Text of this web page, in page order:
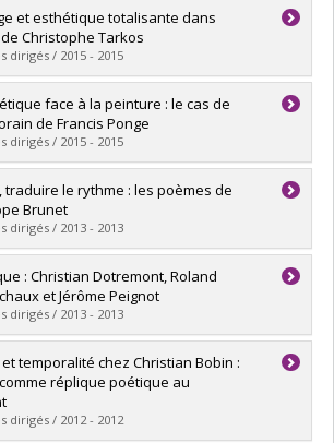
Marianne
:M.A.
dans Papyrus
et esthétique totalisante dans
Christophe Tarkos
dirigés / 2015 - 2015
Anne-Renée
:Ph. D.
dans Papyrus
face à la peinture : le cas de
de Francis Ponge
dirigés / 2015 - 2015
Bouchard, Pierre-David
:M.A.
dans Papyrus
traduire le rythme : les poèmes de
Brunet
dirigés / 2013 - 2013
Aline
:M.A.
dans Papyrus
: Christian Dotremont, Roland
et Jérôme Peignot
dirigés / 2013 - 2013
Emmanuelle
dans Papyrus
temporalité chez Christian Bobin :
réplique poétique au
dirigés / 2012 - 2012